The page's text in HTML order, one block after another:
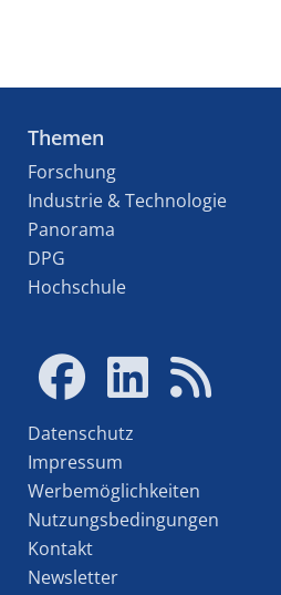
Themen
Forschung
Industrie & Technologie
Panorama
DPG
Hochschule
Datenschutz
Impressum
Werbemöglichkeiten
Nutzungsbedingungen
Kontakt
Newsletter